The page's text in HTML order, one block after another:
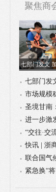
聚焦商
七部门发文
产业专
七部门发
市场规模
视7月份
圣境甘南
进一步激
税“即买
“交往·交
启动 卢新
快讯 | 浙
辉当选新
联合国气
会”在埃
紧急换“